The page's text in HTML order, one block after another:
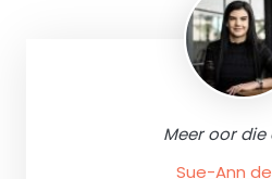
Meer oor
Sue-Ann